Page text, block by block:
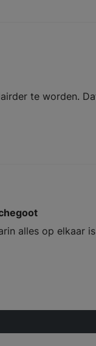
te worden.
alles op elkaar